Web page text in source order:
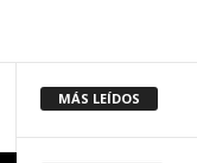
MÁS LEÍDOS